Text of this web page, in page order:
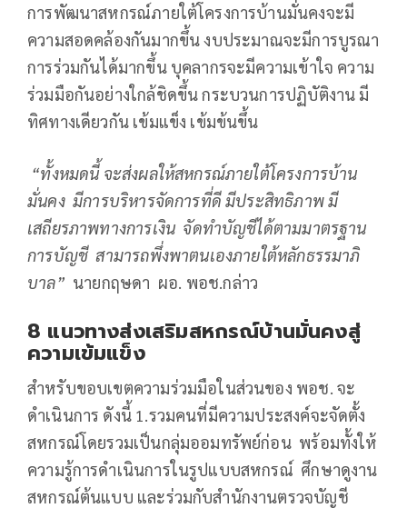
การพัฒนาสหกรณ์ภายใต้โครงการบ้านมั่นคงจะมี
ความสอดคล้องกันมากขึ้น งบประมาณจะมีการบูรณา
การร่วมกันได้มากขึ้น บุคลากรจะมีความเข้าใจ ความ
ร่วมมือกันอย่างใกล้ชิดขึ้น กระบวนการปฏิบัติงาน มี
ทิศทางเดียวกัน เข้มแข็ง เข้มข้นขึ้น
“ทั้งหมดนี้ จะส่งผลให้สหกรณ์ภายใต้โครงการบ้าน
มั่นคง มีการบริหารจัดการที่ดี มีประสิทธิภาพ มี
เสถียรภาพทางการเงิน จัดทำบัญชีได้ตามมาตรฐาน
การบัญชี สามารถพึ่งพาตนเองภายใต้หลักธรรมาภิ
บาล” นายกฤษดา ผอ. พอช.กล่าว
8 แนวทางส่งเสริมสหกรณ์บ้านมั่นคงสู่
ความเข้มแข็ง
สำหรับขอบเขตความร่วมมือในส่วนของ พอช. จะ
ดำเนินการ ดังนี้ 1.รวมคนที่มีความประสงค์จะจัดตั้ง
สหกรณ์โดยรวมเป็นกลุ่มออมทรัพย์ก่อน พร้อมทั้งให้
ความรู้การดำเนินการในรูปแบบสหกรณ์ ศึกษาดูงาน
สหกรณ์ต้นแบบ และร่วมกับสำนักงานตรวจบัญชี